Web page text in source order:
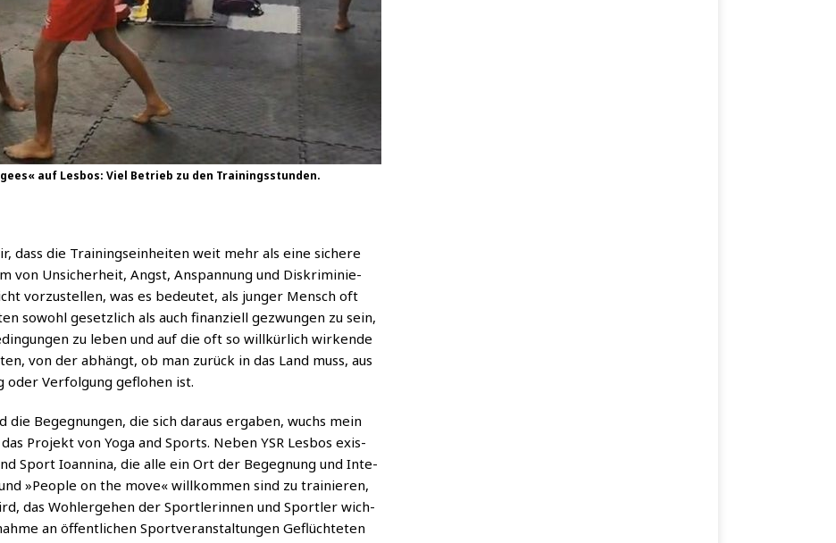
auf Les­bos: Viel Betrieb zu den Trainingsstunden.
dass die Trai­nings­ein­hei­ten weit mehr als eine siche­re
von Unsi­cher­heit, Angst, Anspan­nung und Dis­kri­mi­nie­
vor­zu­stel­len, was es bedeu­tet, als jun­ger Mensch oft
sowohl gesetz­lich als auch finan­zi­ell gezwun­gen zu sein,
zu leben und auf die oft so will­kür­lich wir­ken­de
von der abhängt, ob man zurück in das Land muss, aus
oder Ver­fol­gung geflo­hen ist.
die Begeg­nun­gen, die sich dar­aus erga­ben, wuchs mein
Pro­jekt von Yoga and Sports. Neben YSR Les­bos exis­
Sport Ioan­ni­na, die alle ein Ort der Begeg­nung und Inte­
»Peo­p­le on the move« will­kom­men sind zu trai­nie­ren,
das Wohl­erge­hen der Sport­le­rin­nen und Sport­ler wich­
an öffent­li­chen Sport­ver­an­stal­tun­gen Geflüch­te­ten